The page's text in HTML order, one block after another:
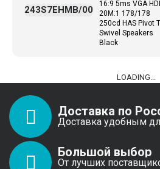
16:9 5ms VGA
20M:1 178/178
250cd HAS Pivot
Swivel Speakers
Black
243S7EHMB/00
LOADING...
Доставка по
Доставка удобным
Большой выбор
От лучших